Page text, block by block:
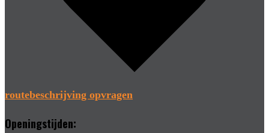
routebeschrijving opvragen
Openingstijden: